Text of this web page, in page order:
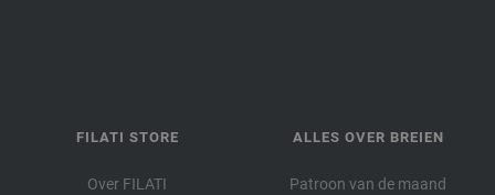
FILATI STORE
Over FILATI
ALLES OVER BREIEN
Patroon van de maand